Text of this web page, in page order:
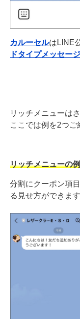
カルーセルはLINE
ドタイプメッセージ
リッチメニューは
ここでは例を2つご
リッチメニューの
分割にクーポン項
る見せ方ができます